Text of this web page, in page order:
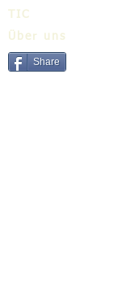
TIC
Über uns
Share